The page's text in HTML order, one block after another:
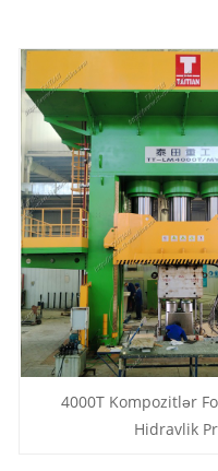
4000T Kompozitlər
Hidravlik